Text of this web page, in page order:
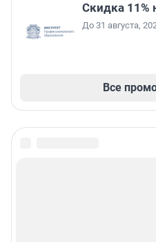
Скидка 11%
До 31 августа,
Все